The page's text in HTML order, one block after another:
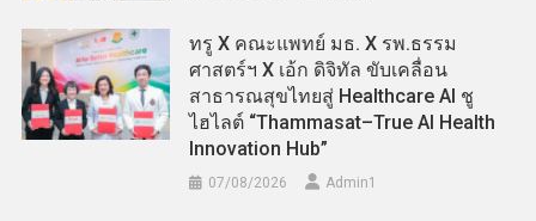
ทรู X คณะแพทย์ มธ. X รพ.ธรรม
ศาสตร์ฯ X เอ้ก ดิจิทัล ขับเคลื่อน
สาธารณสุขไทยสู่ Healthcare AI ชู
ไฮไลต์ “Thammasat–True AI Health
Innovation Hub”
07/08/2026 Admin​1